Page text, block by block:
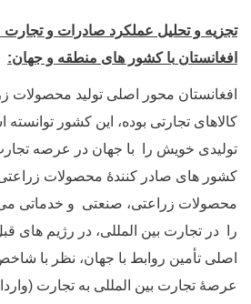
تجزیه و تحلیل عملکرد صادرات و
افغانستان با کشور های منطقه و جهان:
افغانستان محور اصلی تولید محصولات
کالاهای تجارتی بوده، این کشور
تولیدی خویش را با جهان در عرصه
کشور های صادر کنندۀ محصولات زراعتی
محصولات زراعتی، صنعتی و خدماتی
را در تجارت بین المللی، در رژیم های
اصلی تأمین روابط با جهان، نظر با
عرصۀ تجارت بین المللی به تجارت